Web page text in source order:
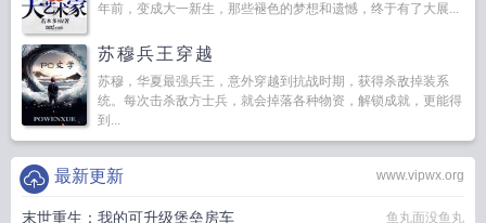
年前，变成大一新生，那些褪色的梦想和遗憾，终于有了大展...
苏穆兵王穿越
苏穆，华夏最强兵王，意外穿越到抗战时期，获得杀敌掉装系
统。每次击杀敌方士兵，就会掉落各种物资，解锁成就，更能得
到...
www.vipwx.org
最新更新
末世重生：我的可升级堡垒房车 鱼丸面没鱼丸